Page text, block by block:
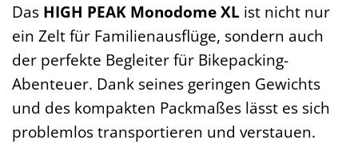
Das HIGH PEAK Monodome XL ist nicht nur
ein Zelt für Familienausflüge, sondern auch
der perfekte Begleiter für Bikepacking-
Abenteuer. Dank seines geringen Gewichts
und des kompakten Packmaßes lässt es sich
problemlos transportieren und verstauen.